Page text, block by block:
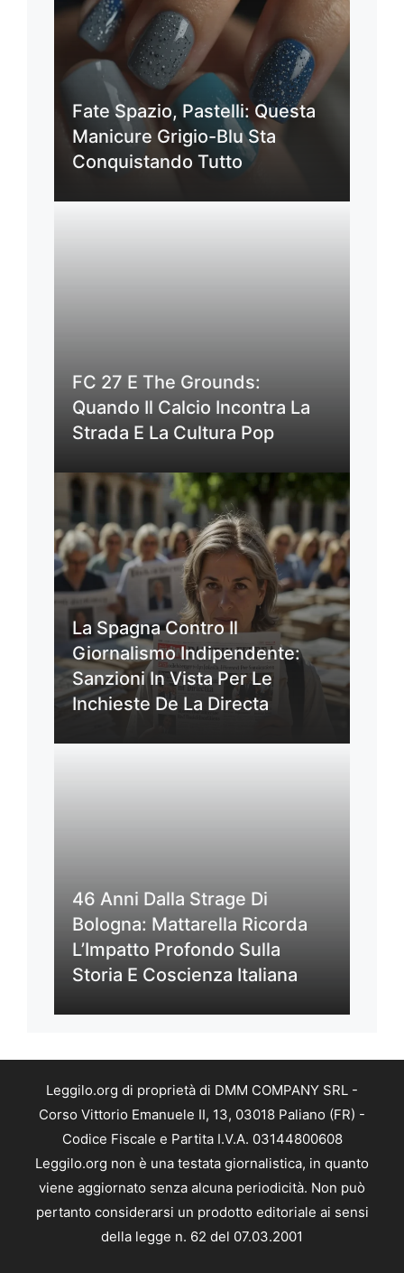
Fate Spazio, Pastelli: Questa
Manicure Grigio-Blu Sta
Conquistando Tutto
FC 27 E The Grounds:
Quando Il Calcio Incontra La
Strada E La Cultura Pop
La Spagna Contro Il
Giornalismo Indipendente:
Sanzioni In Vista Per Le
Inchieste De La Directa
46 Anni Dalla Strage Di
Bologna: Mattarella Ricorda
L’Impatto Profondo Sulla
Storia E Coscienza Italiana
Leggilo.org di proprietà di DMM COMPANY SRL -
Corso Vittorio Emanuele II, 13, 03018 Paliano (FR) -
Codice Fiscale e Partita I.V.A. 03144800608
Leggilo.org non è una testata giornalistica, in quanto
viene aggiornato senza alcuna periodicità. Non può
pertanto considerarsi un prodotto editoriale ai sensi
della legge n. 62 del 07.03.2001